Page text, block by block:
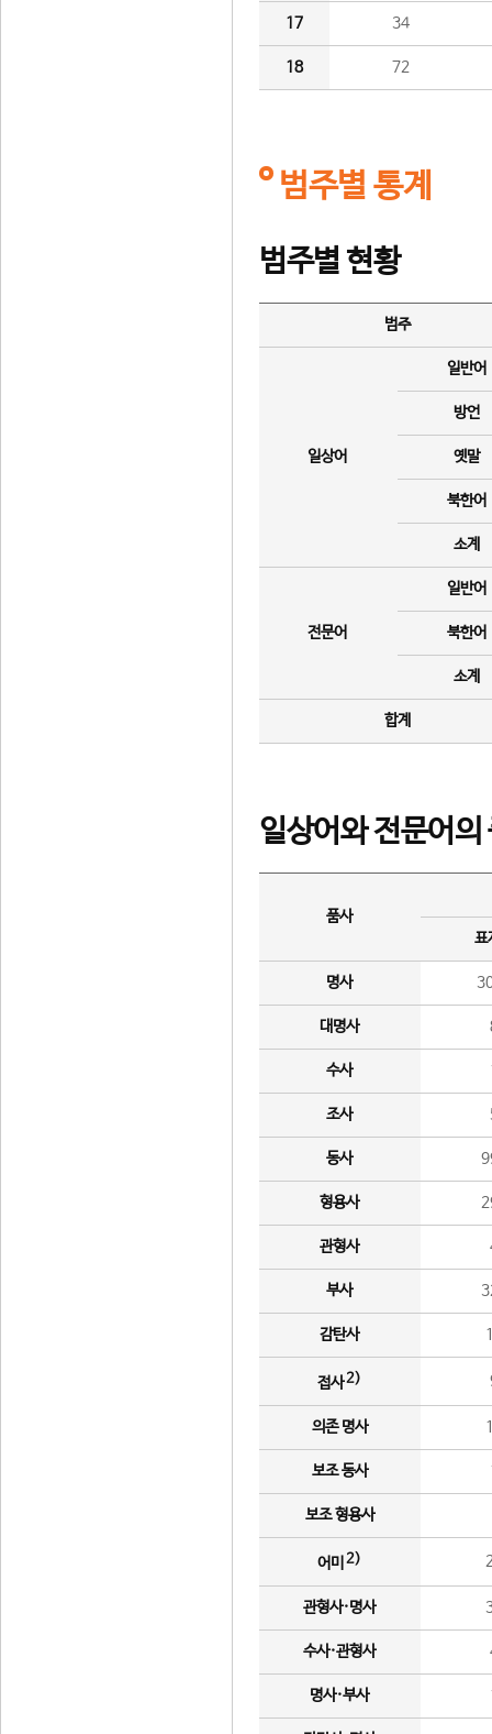
17 34
18 72
범주별 통계
범주별 현황
범주
일상어
일반어
방언
옛말
북한어
소계
전문어
일반어
북한어
소계
합계
일상어와 전문어의
품사
표
명사
대명사
수사
조사
동사
형용사
관형사
부사
감탄사
접사2)
의존 명사
보조 동사
보조 형용사
어미 2)
관형사·명사
수사·관형사
명사·부사